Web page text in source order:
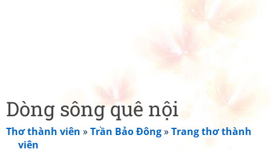
Dòng sông quê nội
Thơ thành viên »Trần Bảo Đông»Trang thơ thành
viên